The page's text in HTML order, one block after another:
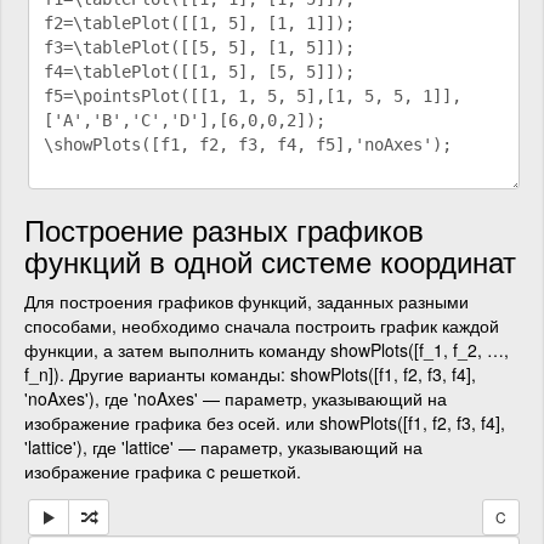
Построение разных графиков
функций в одной системе координат
Для построения графиков функций, заданных разными
способами, необходимо сначала построить график каждой
функции, а затем выполнить команду showPlots([f_1, f_2, …,
f_n]). Другие варианты команды: showPlots([f1, f2, f3, f4],
'noAxes'), где 'noAxes' — параметр, указывающий на
изображение графика без осей. или showPlots([f1, f2, f3, f4],
'lattice'), где 'lattice' — параметр, указывающий на
изображение графика c решеткой.
C